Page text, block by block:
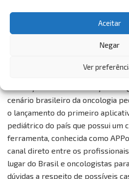
Aceitar
Negar
Ver
Além das capacitações, a
com o Hospital Infantil Albert
específico para Diagnóstico
No ano de 2020, mesmo em meio
cenário brasileiro da oncologia
o lançamento do primeiro
pediátrico do país que possui um
ferramenta, conhecida como
canal direto entre os
lugar do Brasil e oncologistas
dúvidas a respeito de possíveis